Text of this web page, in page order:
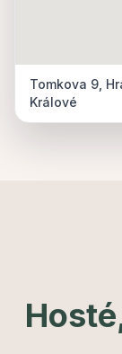
Tomkova 9,
Králové